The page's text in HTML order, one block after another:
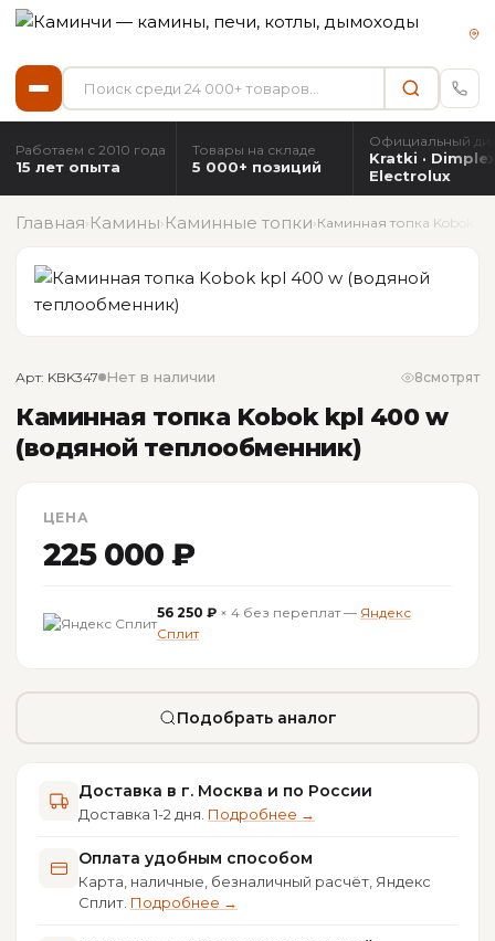
Работаем с 2010 года
15 лет опыта
Товары на складе
5 000+ позиций
Официальный
Kratki · Dimplex
Electrolux
Главная› Камины› Каминные топки›Каминная топка Kobok
Арт: KBK347 Нет в наличии 8смотрят
Каминная топка Kobok kpl 400 w
(водяной теплообменник)
ЦЕНА
225 000 ₽
56 250 ₽ × 4 без переплат — Яндекс
Сплит
Подобрать аналог
Доставка в г. Москва и по России
Доставка 1-2 дня. Подробнее →
Оплата удобным способом
Карта, наличные, безналичный расчёт, Яндекс
Сплит. Подробнее →